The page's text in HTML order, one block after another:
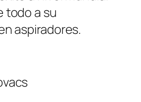
todo a su
aspiradores.